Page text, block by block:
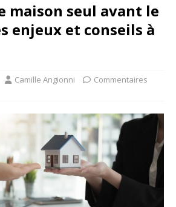
maison seul avant le
enjeux et conseils à
Camille Angionni
Commentaires